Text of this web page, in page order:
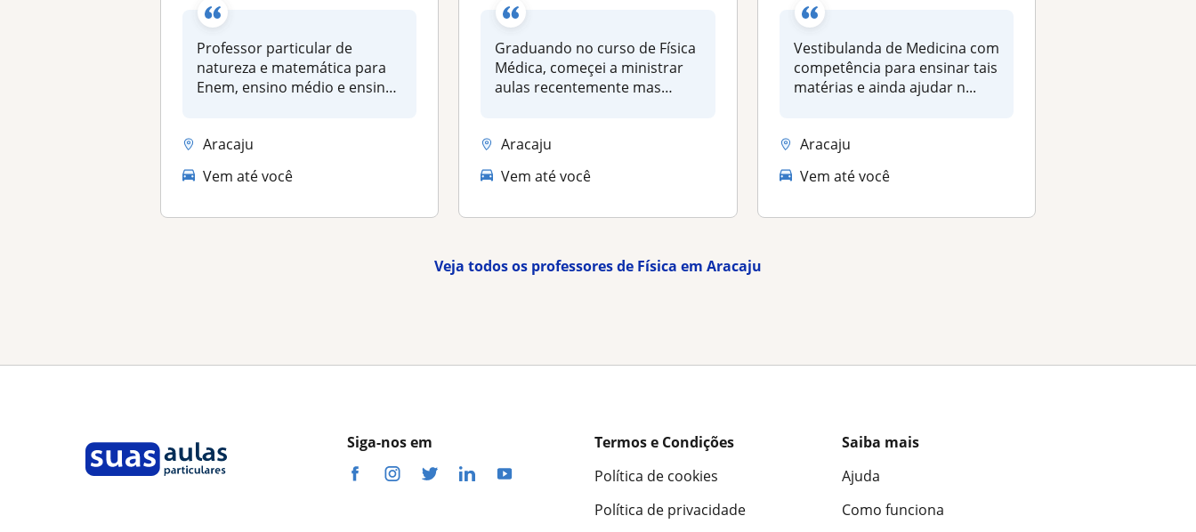
Professor particular de
natureza e matemática para
Enem, ensino médio e ensino
Aracaju
Vem até você
Graduando no curso de Física
Médica, começei a ministrar
aulas recentemente mas
Aracaju
Vem até você
Vestibulanda de Medicina com
competência para ensinar tais
matérias e ainda ajudar n...
Aracaju
Vem até você
Veja todos os professores de Física em Aracaju
Siga-nos em
Termos e Condições
Política de cookies
Política de privacidade
Saiba mais
Ajuda
Como funciona